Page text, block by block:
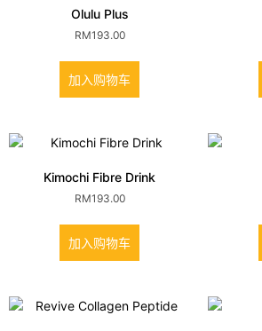
Olulu Plus
RM193.00
加入购物车
Kimochi Fibre Drink
RM193.00
加入购物车